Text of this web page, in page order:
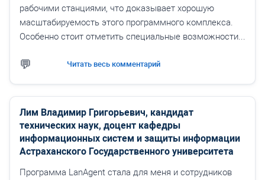
рабочими станциями, что доказывает хорошую
масштабируемость этого программного комплекса.
Особенно стоит отметить специальные возможности...
Читать весь комментарий
Лим Владимир Григорьевич, кандидат
технических наук, доцент кафедры
информационных систем и защиты информации
Астраханского Государственного университета
Программа LanAgent стала для меня и сотрудников